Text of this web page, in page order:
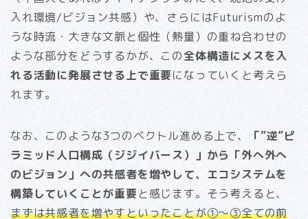
入れ環境/ビジョン共感）や、さらにはFuturismのよ
うな時流・大きな文脈と個性（熱量）の重ね合わせの
ような部分をどうするかが、この全体構造にメスを入
れる活動に発展させる上で重要になっていくと考えら
れます。
なお、このような3つのベクトル進める上で、
「”逆”ピ
ラミッド人口構成（ジジイバース）」から「外へ外へ
のビジョン」への共感者を増やして、エコシステムを
構築していくことが重要 と感じます。そう考えると、
まずは共感者を増やすといったことが①〜③全ての前